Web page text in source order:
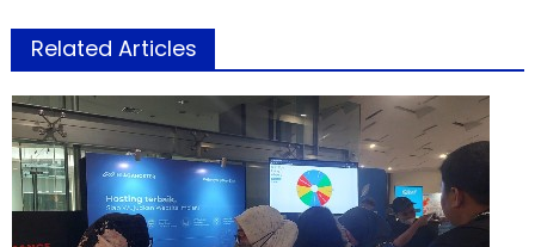
Related Articles